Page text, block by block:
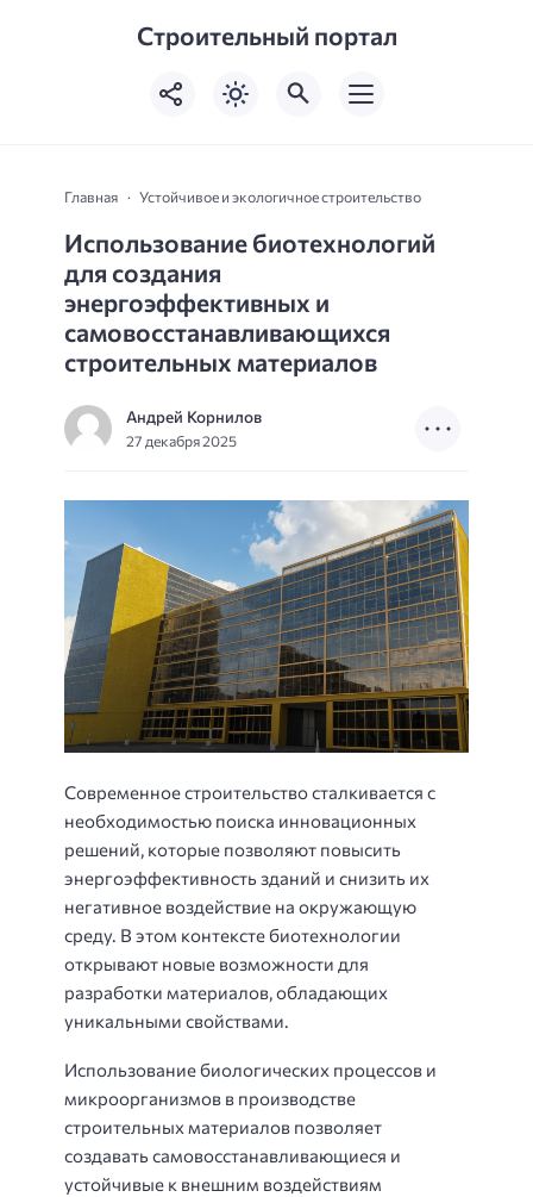
Строительный портал
Главная Устойчивое и экологичное строительство
Использование биотехнологий
для создания
энергоэффективных и
самовосстанавливающихся
строительных материалов
Андрей Корнилов
27 декабря 2025
Современное строительство сталкивается с
необходимостью поиска инновационных
решений, которые позволяют повысить
энергоэффективность зданий и снизить их
негативное воздействие на окружающую
среду. В этом контексте биотехнологии
открывают новые возможности для
разработки материалов, обладающих
уникальными свойствами.
Использование биологических процессов и
микроорганизмов в производстве
строительных материалов позволяет
создавать самовосстанавливающиеся и
устойчивые к внешним воздействиям